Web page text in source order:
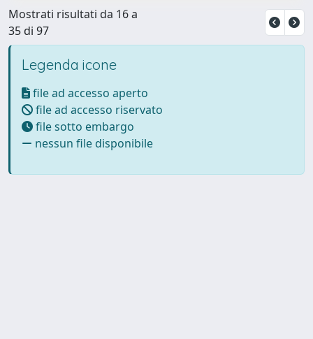
Mostrati risultati da 16 a
35 di 97
Legenda icone
file ad accesso aperto
file ad accesso riservato
file sotto embargo
nessun file disponibile